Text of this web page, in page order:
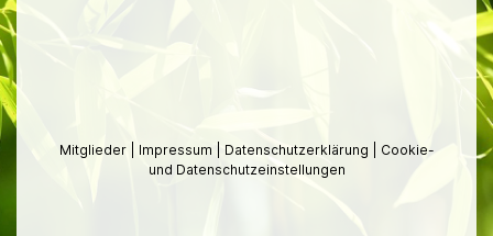
Mitglieder Impressum Datenschutzerklärung
Cookie-
und Datenschutzeinstellungen